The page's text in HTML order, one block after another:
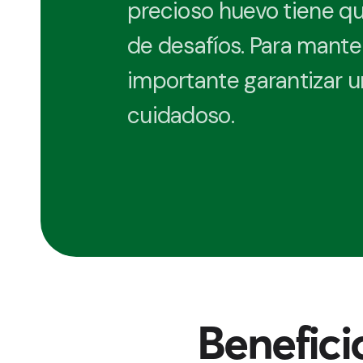
precioso huevo tiene
de desafíos. Para
importante garantizar
cuidadoso.